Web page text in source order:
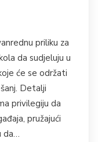
priliku za
da sudjeluju u
će se održati
Detalji
privilegiju da
pružajući
da…